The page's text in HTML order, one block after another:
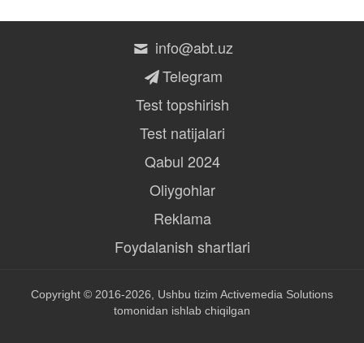
info@abt.uz
Telegram
Test topshirish
Test natijalari
Qabul 2024
Oliygohlar
Reklama
Foydalanish shartlari
Copyright © 2016-2026, Ushbu tizim Activemedia Solutions
tomonidan ishlab chiqilgan